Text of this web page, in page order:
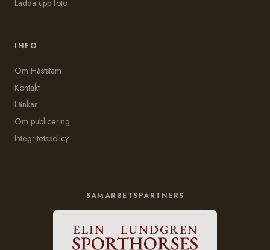
Ladda upp foto
INFO
Om Häststam
Kontakt
Länkar
Om publicering
Integritetspolicy
SAMARBETSPARTNERS